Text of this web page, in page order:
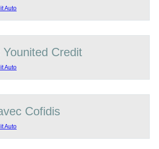
Credit
Cofidis